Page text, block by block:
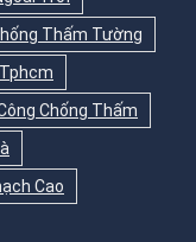
Thấm Tường
Chống Thấm
Cao